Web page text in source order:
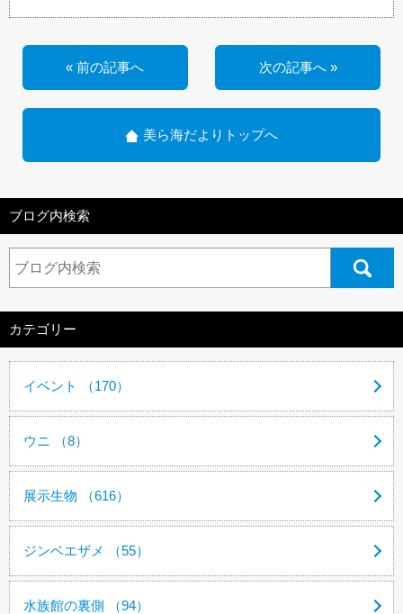
« 前の記事へ 次の記事へ »
美ら海だよりトップへ
ブログ内検索
カテゴリー
イベント （170）
ウニ （8）
展示生物 （616）
ジンベエザメ （55）
水族館の裏側 （94）